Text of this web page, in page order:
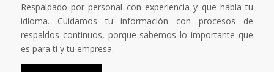
Respaldado por personal con experiencia y que habla tu
idioma. Cuidamos tu información con procesos de
respaldos continuos, porque sabemos lo importante que
es para ti y tu empresa.